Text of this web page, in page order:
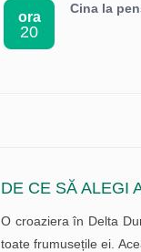
ora
20
Cina la
DE CE SĂ ALEGI
O croaziera în Delta
toate frumusețile ei.